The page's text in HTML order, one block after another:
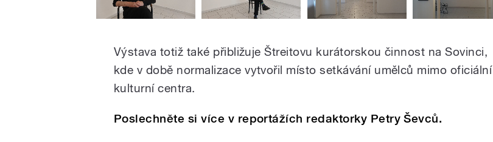
Výstava totiž také přibližuje Štreitovu kurátorskou činnost na Sovinci,
kde v době normalizace vytvořil místo setkávání umělců mimo oficiální
kulturní centra.
Poslechněte si více v reportážích redaktorky Petry Ševců.